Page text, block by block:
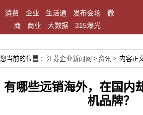
消费 企业 生活通 发布会场
微
商
商业 大数据 315爆光
您当前的位置 ： 江苏企业新闻网 > 资讯 > 内容正
有哪些远销海外，在国内
机品牌？